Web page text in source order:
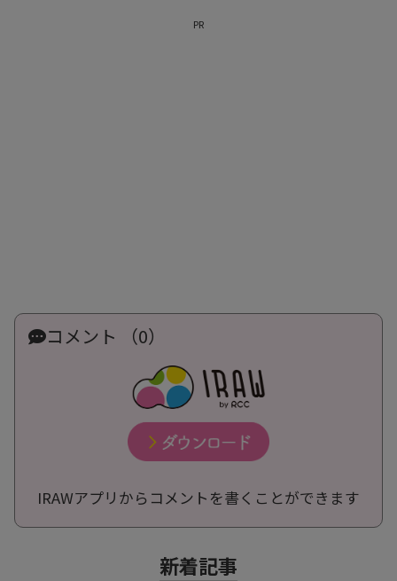
PR
コメント （0）
IRAWアプリからコメントを書くことができます
新着記事